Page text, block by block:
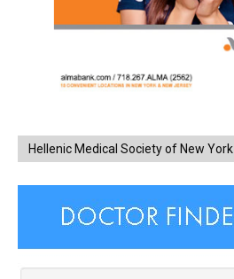
Hellenic Medical Society of New York